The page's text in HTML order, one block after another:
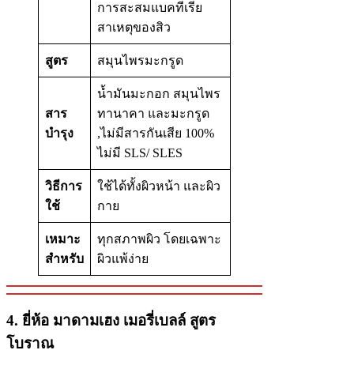
การสะสมแบคทีเรีย
สาเหตุของสิว
สูตร สมุนไพรมะกรูด
สาร
บำรุง
น้ำมันมะกอก สมุนไพร
ทานาคา และมะกรูด
,ไม่มีสารกันเสีย 100%
ไม่มี SLS/ SLES
วิธีการ
ใช้
ใช้ได้ทั้งผิวหน้า และผิว
กาย
เหมาะ
สำหรับ
ทุกสภาพผิว โดยเฉพาะ
ผิวแพ้ง่าย
4. ยี่ห้อ มาดามเฮง เมอรี่เบลล์ สูตร
โบราณ